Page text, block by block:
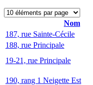
Nom
187, rue Sainte-Cécile
188, rue Principale
19-21, rue Principale
190, rang 1 Neigette Est